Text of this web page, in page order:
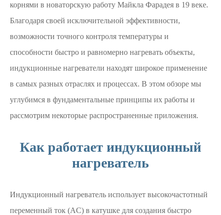
корнями в новаторскую работу Майкла Фарадея в 19 веке.
Благодаря своей исключительной эффективности,
возможности точного контроля температуры и
способности быстро и равномерно нагревать объекты,
индукционные нагреватели находят широкое применение
в самых разных отраслях и процессах. В этом обзоре мы
углубимся в фундаментальные принципы их работы и
рассмотрим некоторые распространенные приложения.
Как работает индукционный
нагреватель
Индукционный нагреватель использует высокочастотный
переменный ток (AC) в катушке для создания быстро